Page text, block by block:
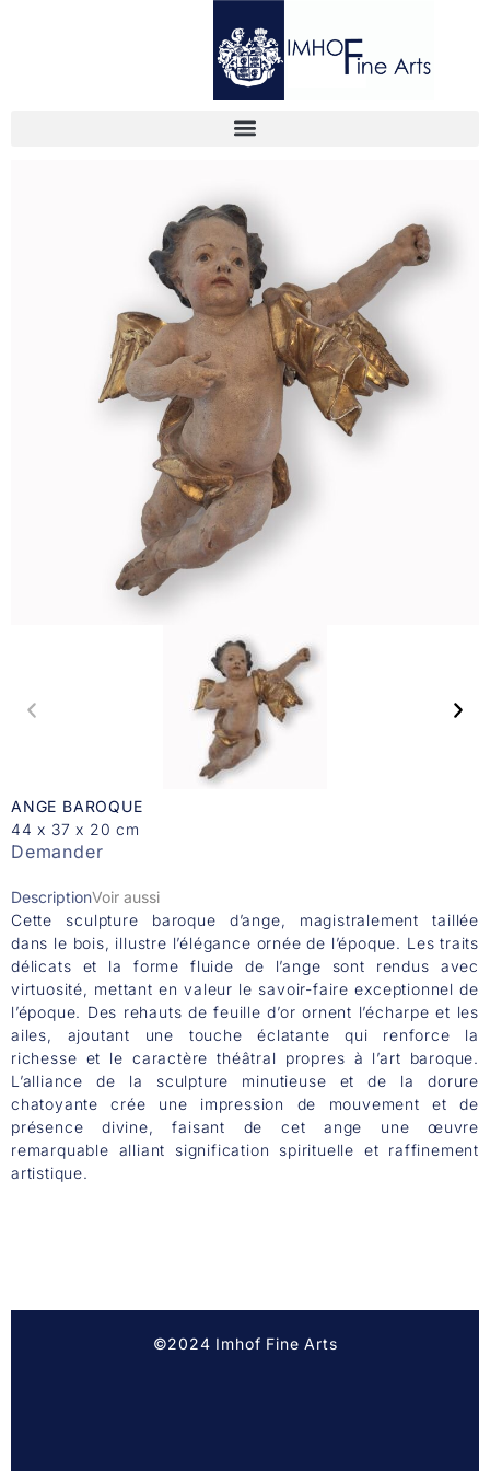
ANGE BAROQUE
44 x 37 x 20 cm
Demander
DescriptionVoir aussi
Cette sculpture baroque d’ange, magistralement taillée
dans le bois, illustre l’élégance ornée de l’époque. Les traits
délicats et la forme fluide de l’ange sont rendus avec
virtuosité, mettant en valeur le savoir-faire exceptionnel de
l’époque. Des rehauts de feuille d’or ornent l’écharpe et les
ailes, ajoutant une touche éclatante qui renforce la
richesse et le caractère théâtral propres à l’art baroque.
L’alliance de la sculpture minutieuse et de la dorure
chatoyante crée une impression de mouvement et de
présence divine, faisant de cet ange une œuvre
remarquable alliant signification spirituelle et raffinement
artistique.
©2024 Imhof Fine Arts